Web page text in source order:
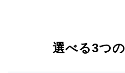
選べる3つ